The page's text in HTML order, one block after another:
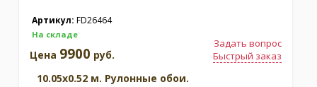
Артикул: FD26464
На складе
Задать вопрос
Быстрый заказ
Цена 9900 руб.
10.05x0.52 м. Рулонные обои.